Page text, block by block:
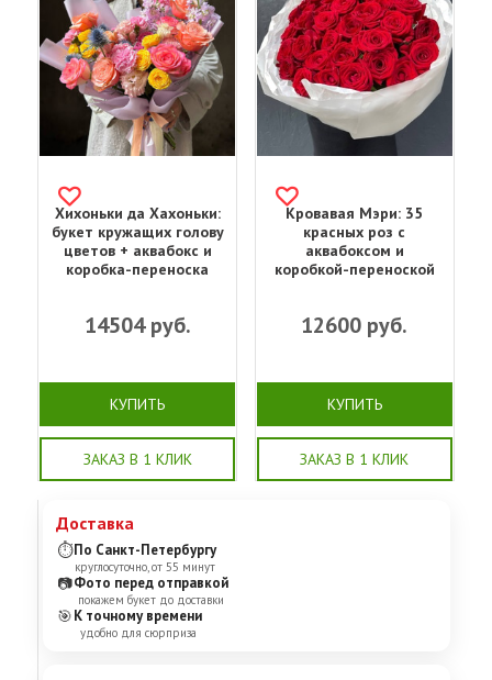
Хихоньки да Хахоньки:
букет кружащих голову
цветов + аквабокс и
коробка-переноска
14504руб.
КУПИТЬ
ЗАКАЗ В 1 КЛИК
Кровавая Мэри: 35
красных роз с
аквабоксом и
коробкой-переноской
12600 руб.
КУПИТЬ
ЗАКАЗ В 1 КЛИК
Доставка
⏱По Санкт-Петербургу
круглосуточно, от 55 минут
📷Фото перед отправкой
покажем букет до доставки
🎯К точному времени
удобно для сюрприза